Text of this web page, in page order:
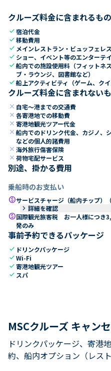
クルーズ料金に含まれるもの
check宿泊代金
check移動費用
check メインレストラン・ビュッフェレ
check ショー、イベント等のエンターテ
check船内での施設使用料（フィットネ
ブ・ラウンジ、図書館など）
check船上アクティビティ（ゲーム、ク
クルーズ料金に含まれない
close 自宅～港までの交通費
close 各寄港地での移動費
close 寄港地観光ツアー代金
close 船内でのドリンク代金、カジノ、
などの個人的諸費用
close 海外旅行傷害保険
close 荷物宅配サービス
別途、掛かる費用
乗船時のお支払い
paidサービスチャージ（船内チップ）
keyboard_arrow_right 詳細を確認
paid国際観光旅客税 お一人様につき
発のみ
事前予約できるパッケージ
check ドリンクパッケージ
checkWi-Fi
check寄港地観光ツアー
check スパ
MSCクルーズ キャン
ドリンクパッケージ、寄港
約、船内オプション（レス